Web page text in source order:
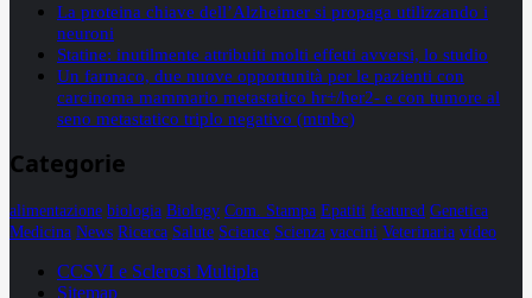
La proteina chiave dell’Alzheimer si propaga utilizzando i
neuroni
Statine: inutilmente attribuiti molti effetti avversi, lo studio
Un farmaco, due nuove opportunità per le pazienti con
carcinoma mammario metastatico hr+/her2- e con tumore al
seno metastatico triplo negativo (mtnbc)
Categorie
alimentazione biologia Biology Com. Stampa Epatiti featured Genetica
Medicina News Ricerca Salute Science Scienza vaccini Veterinaria video
CCSVI e Sclerosi Multipla
Sitemap